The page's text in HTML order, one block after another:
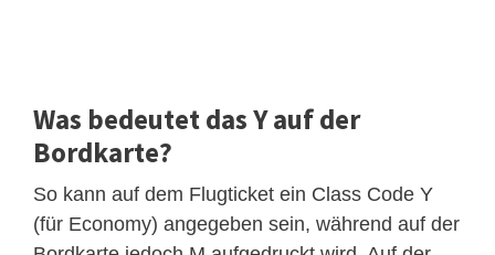
Was bedeutet das Y auf der
Bordkarte?
So kann auf dem Flugticket ein Class Code Y
(für Economy) angegeben sein, während auf der